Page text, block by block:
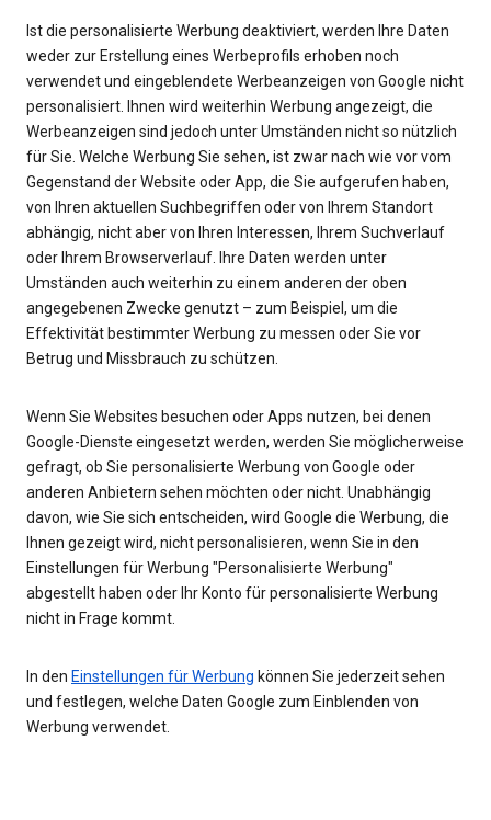
Ist die personalisierte Werbung deaktiviert, werden Ihre Daten
weder zur Erstellung eines Werbeprofils erhoben noch
verwendet und eingeblendete Werbeanzeigen von Google nicht
personalisiert. Ihnen wird weiterhin Werbung angezeigt, die
Werbeanzeigen sind jedoch unter Umständen nicht so nützlich
für Sie. Welche Werbung Sie sehen, ist zwar nach wie vor vom
Gegenstand der Website oder App, die Sie aufgerufen haben,
von Ihren aktuellen Suchbegriffen oder von Ihrem Standort
abhängig, nicht aber von Ihren Interessen, Ihrem Suchverlauf
oder Ihrem Browserverlauf. Ihre Daten werden unter
Umständen auch weiterhin zu einem anderen der oben
angegebenen Zwecke genutzt – zum Beispiel, um die
Effektivität bestimmter Werbung zu messen oder Sie vor
Betrug und Missbrauch zu schützen.
Wenn Sie Websites besuchen oder Apps nutzen, bei denen
Google-Dienste eingesetzt werden, werden Sie möglicherweise
gefragt, ob Sie personalisierte Werbung von Google oder
anderen Anbietern sehen möchten oder nicht. Unabhängig
davon, wie Sie sich entscheiden, wird Google die Werbung, die
Ihnen gezeigt wird, nicht personalisieren, wenn Sie in den
Einstellungen für Werbung "Personalisierte Werbung"
abgestellt haben oder Ihr Konto für personalisierte Werbung
nicht in Frage kommt.
In den Einstellungen für Werbung können Sie jederzeit sehen
und festlegen, welche Daten Google zum Einblenden von
Werbung verwendet.